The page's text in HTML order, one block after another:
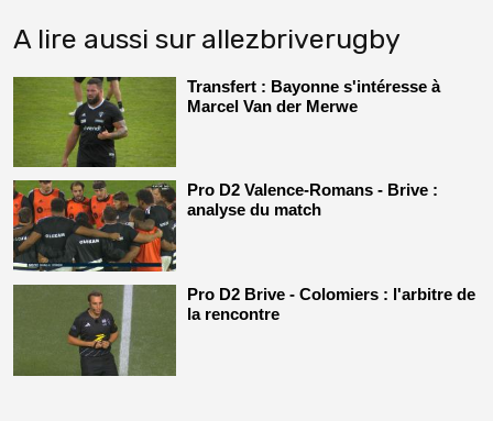
A lire aussi sur allezbriverugby
Transfert : Bayonne s'intéresse à
Marcel Van der Merwe
Pro D2 Valence-Romans - Brive :
analyse du match
Pro D2 Brive - Colomiers : l'arbitre de
la rencontre